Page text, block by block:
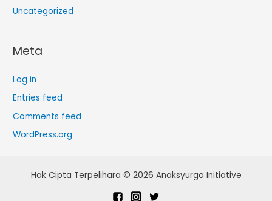
Uncategorized
Meta
Log in
Entries feed
Comments feed
WordPress.org
Hak Cipta Terpelihara © 2026 Anaksyurga Initiative